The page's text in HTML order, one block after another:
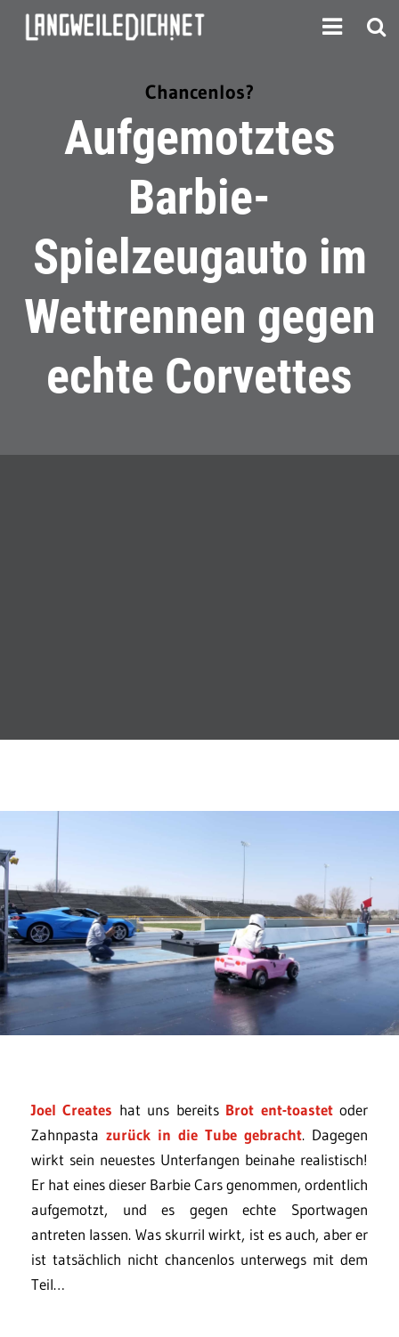
Chancenlos?
Aufgemotztes
Barbie-
Spielzeugauto im
Wettrennen gegen
echte Corvettes
Joel Creates hat uns bereits Brot ent-toastetoder
Zahnpasta zurück in die Tube gebracht. Dagegen
wirkt sein neuestes Unterfangen beinahe realistisch!
Er hat eines dieser Barbie Cars genommen, ordentlich
aufgemotzt, und es gegen echte Sportwagen
antreten lassen. Was skurril wirkt, ist es auch, aber er
ist tatsächlich nicht chancenlos unterwegs mit dem
Teil…